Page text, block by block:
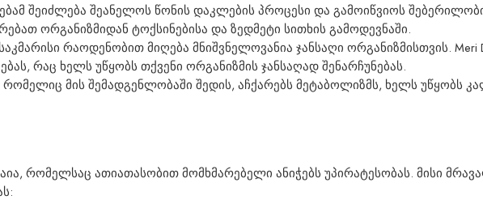
შეიძლება შეანელოს წონის დაკლების პროცესი და გამოიწვიოს
ორგანიზმიდან ტოქსინებისა და ზედმეტი სითხის გამოდევნაში.
რაოდენობით მიღება მნიშვნელოვანია ჯანსაღი ორგანიზმისთვის.
რაც ხელს უწყობს თქვენი ორგანიზმის ჯანსაღად შენარჩუნებას.
რომელიც მის შემადგენლობაში შედის, აჩქარებს მეტაბოლიზმს, ხელს უწყობს
რომელსაც ათიათასობით მომხმარებელი ანიჭებს უპირატესობას. მისი